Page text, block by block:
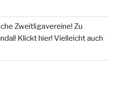
Zweitligavereine! Zu
Klickt hier! Vielleicht auch